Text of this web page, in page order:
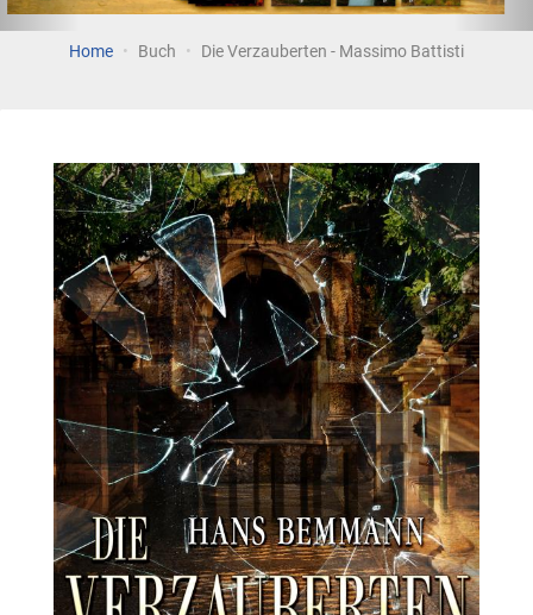
Home Buch Die Verzauberten - Massimo Battisti